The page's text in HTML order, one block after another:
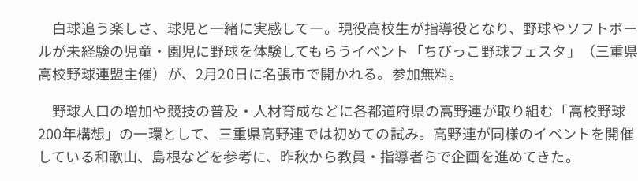
白球追う楽しさ、球児と一緒に実感して―。現役高校生が指導役となり、野球やソフトボー
ルが未経験の児童・園児に野球を体験してもらうイベント「ちびっこ野球フェスタ」（三重県
高校野球連盟主催）が、2月20日に名張市で開かれる。参加無料。
野球人口の増加や競技の普及・人材育成などに各都道府県の高野連が取り組む「高校野球
200年構想」の一環として、三重県高野連では初めての試み。高野連が同様のイベントを開催
している和歌山、島根などを参考に、昨秋から教員・指導者らで企画を進めてきた。